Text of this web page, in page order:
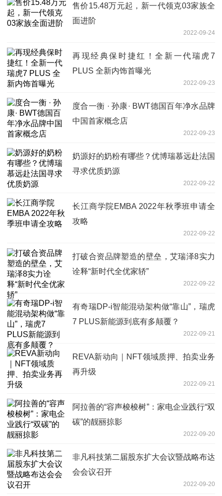
售价15.48万元起，新一代领克03家族全
面进阶
2022-09-24
再现经典保时捷红！全新一代瑞虎7
PLUS 全新内饰首曝光
2022-09-23
度合一衡 · 孙康· BWT德国百年净水品牌
中国首家概念店
2022-09-23
奶源好的奶粉有哪些？优博瑞慕远赴法国
寻求优质奶源
2022-09-22
长江商学院EMBA 2022年秋季班申请全
攻略
2022-09-22
打破合资品牌塑造的壁垒，艾瑞泽8实力
诠释“新时代全优家轿”
2022-09-22
有奇瑞DP-i智能混动架构做“靠山”，瑞虎
7 PLUS新能源到底有多颠覆？
2022-09-21
REVA新动向｜NFT领域质押、拍卖业务
再升级
2022-09-21
阿拉善的“容声梭梭树”：家电企业践行“双
碳”的靓丽掠影
2022-09-20
非凡科技第二届股东扩大会议暨战略布达
会会议召开
2022-09-20